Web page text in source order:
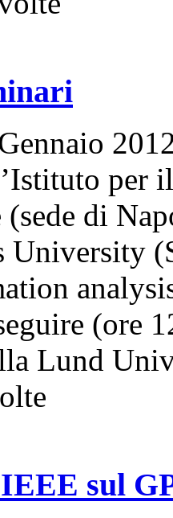
per
(sede di
University
(ore
Lund
sul